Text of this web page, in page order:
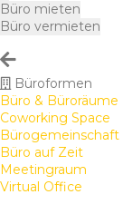
Büro mieten
Büro vermieten
Büroformen
Büro & Büroräume
Coworking Space
Bürogemeinschaft
Büro auf Zeit
Meetingraum
Virtual Office